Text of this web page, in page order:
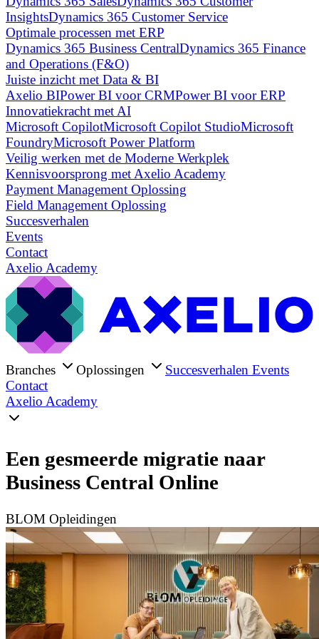
InsightsDynamics 365 Customer Service
Optimale processen met ERP
Dynamics 365 Business CentralDynamics 365 Finance
and Operations (F&O)
Juiste inzicht met Data & BI
Axelio BIPower BI voor CRMPower BI voor ERP
Innovatiekracht met AI
Microsoft CopilotMicrosoft Copilot StudioMicrosoft
FoundryMicrosoft Power Platform
Veilig werken met de Moderne Werkplek
Kennisvoorsprong met Axelio Academy
Payment Management Oplossing
Field Management Oplossing
Succesverhalen
Events
Contact
Axelio Academy
Branches Oplossingen Succesverhalen Events
Contact
Axelio Academy
Een gesmeerde migratie naar
Business Central Online
BLOM Opleidingen